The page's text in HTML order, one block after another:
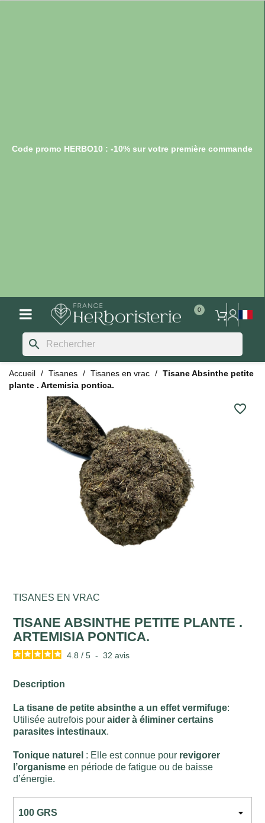
Code promo HERBO10 : -10% sur votre première commande
search
Accueil Tisanes Tisanes en vrac
Tisane Absinthe petite
plante . Artemisia pontica.
favorite_border
TISANES EN VRAC
TISANE ABSINTHE PETITE PLANTE .
ARTEMISIA PONTICA.
4.8 / 5 - 32avis
Description
La tisane de petite absinthe a un effet vermifuge:
Utilisée autrefois pouraider à éliminer certains
parasites intestinaux.
Tonique naturel : Elle est connue pour revigorer
l’organisme en période de fatigue ou de baisse
d’énergie.